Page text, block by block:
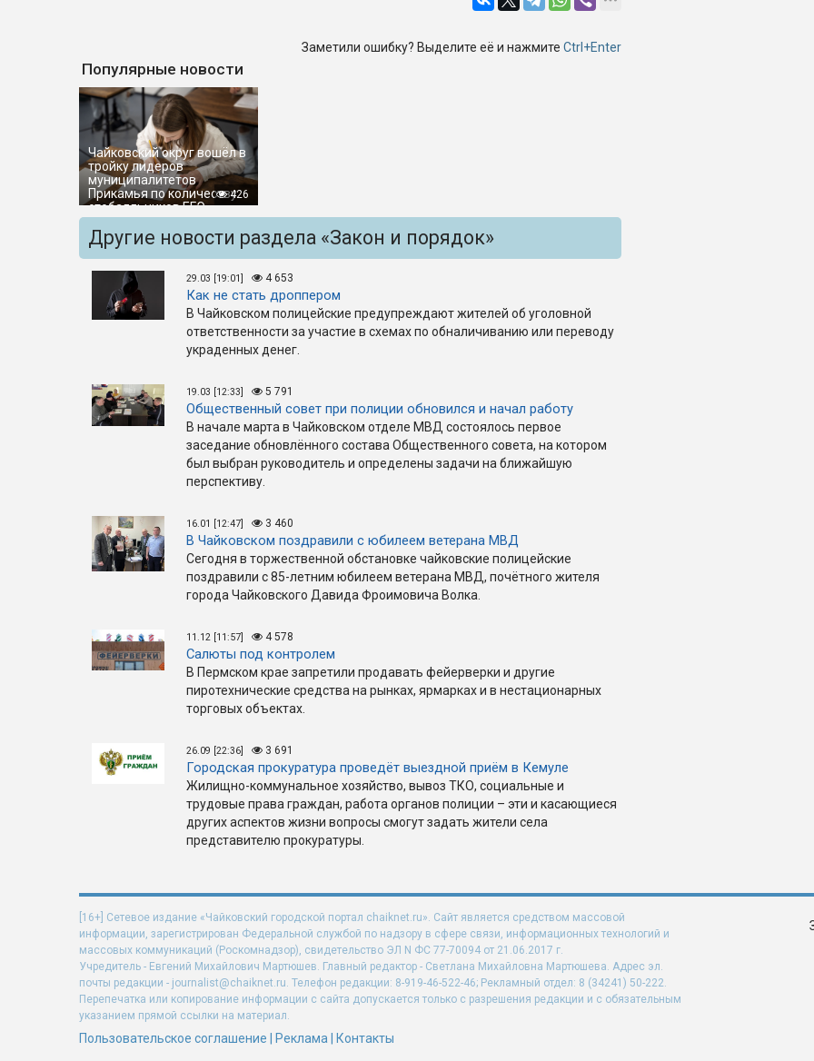
Заметили ошибку? Выделите её и нажмите Ctrl+Enter
Популярные новости
Чайковский округ вошёл в
тройку лидеров
муниципалитетов
Прикамья по количеству
стобалльников ЕГЭ
426
Другие новости раздела «Закон и порядок»
29.03 [19:01] 4 653
Как не стать дроппером
В Чайковском полицейские предупреждают жителей об уголовной
ответственности за участие в схемах по обналичиванию или переводу
украденных денег.
19.03 [12:33] 5 791
Общественный совет при полиции обновился и начал работу
В начале марта в Чайковском отделе МВД состоялось первое
заседание обновлённого состава Общественного совета, на котором
был выбран руководитель и определены задачи на ближайшую
перспективу.
16.01 [12:47] 3 460
В Чайковском поздравили с юбилеем ветерана МВД
Сегодня в торжественной обстановке чайковские полицейские
поздравили с 85-летним юбилеем ветерана МВД, почётного жителя
города Чайковского Давида Фроимовича Волка.
11.12 [11:57] 4 578
Салюты под контролем
В Пермском крае запретили продавать фейерверки и другие
пиротехнические средства на рынках, ярмарках и в нестационарных
торговых объектах.
26.09 [22:36] 3 691
Городская прокуратура проведёт выездной приём в Кемуле
Жилищно-коммунальное хозяйство, вывоз ТКО, социальные и
трудовые права граждан, работа органов полиции – эти и касающиеся
других аспектов жизни вопросы смогут задать жители села
представителю прокуратуры.
[16+] Сетевое издание «Чайковский городской портал chaiknet.ru». Сайт является средством массовой
информации, зарегистрирован Федеральной службой по надзору в сфере связи, информационных технологий и
массовых коммуникаций (Роскомнадзор), свидетельство ЭЛ N ФС 77-70094 от 21.06.2017 г.
Учредитель - Евгений Михайлович Мартюшев. Главный редактор - Светлана Михайловна Мартюшева. Адрес эл.
почты редакции - journalist@chaiknet.ru. Телефон редакции: 8-919-46-522-46; Рекламный отдел: 8 (34241) 50-222.
Перепечатка или копирование информации с сайта допускается только с разрешения редакции и с обязательным
указанием прямой ссылки на материал.
Пользовательское соглашение Реклама Контакты